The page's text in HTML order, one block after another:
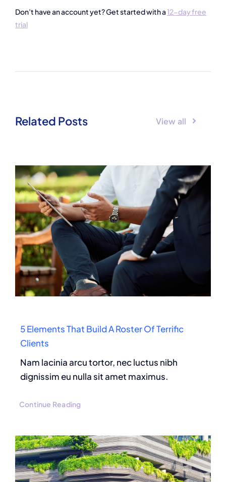
Don’t have an account yet? Get started with a12-day free
trial
Related Posts View all
5 Elements That Build A Roster Of Terrific
Clients
Nam lacinia arcu tortor, nec luctus nibh
dignissim eu nulla sit amet maximus.
Continue Reading